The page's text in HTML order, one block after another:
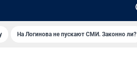
На Логинова не пускают СМИ. Законно ли?